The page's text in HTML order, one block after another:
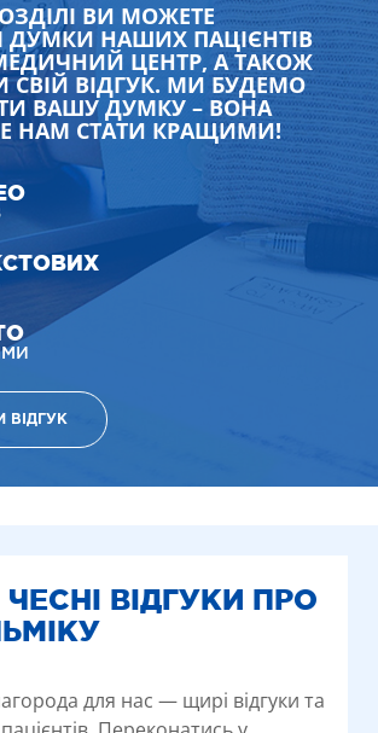
ВИ МОЖЕТЕ
ДУМКИ НАШИХ ПАЦІЄНТІВ
ЦЕНТР, А ТАКОЖ
ВІДГУК. МИ БУДЕМО
ВАШУ ДУМКУ – ВОНА
НАМ СТАТИ КРАЩИМИ!
ВІДГУК
ЧЕСНІ ВІДГУКИ ПРО
для нас — щирі відгуки та